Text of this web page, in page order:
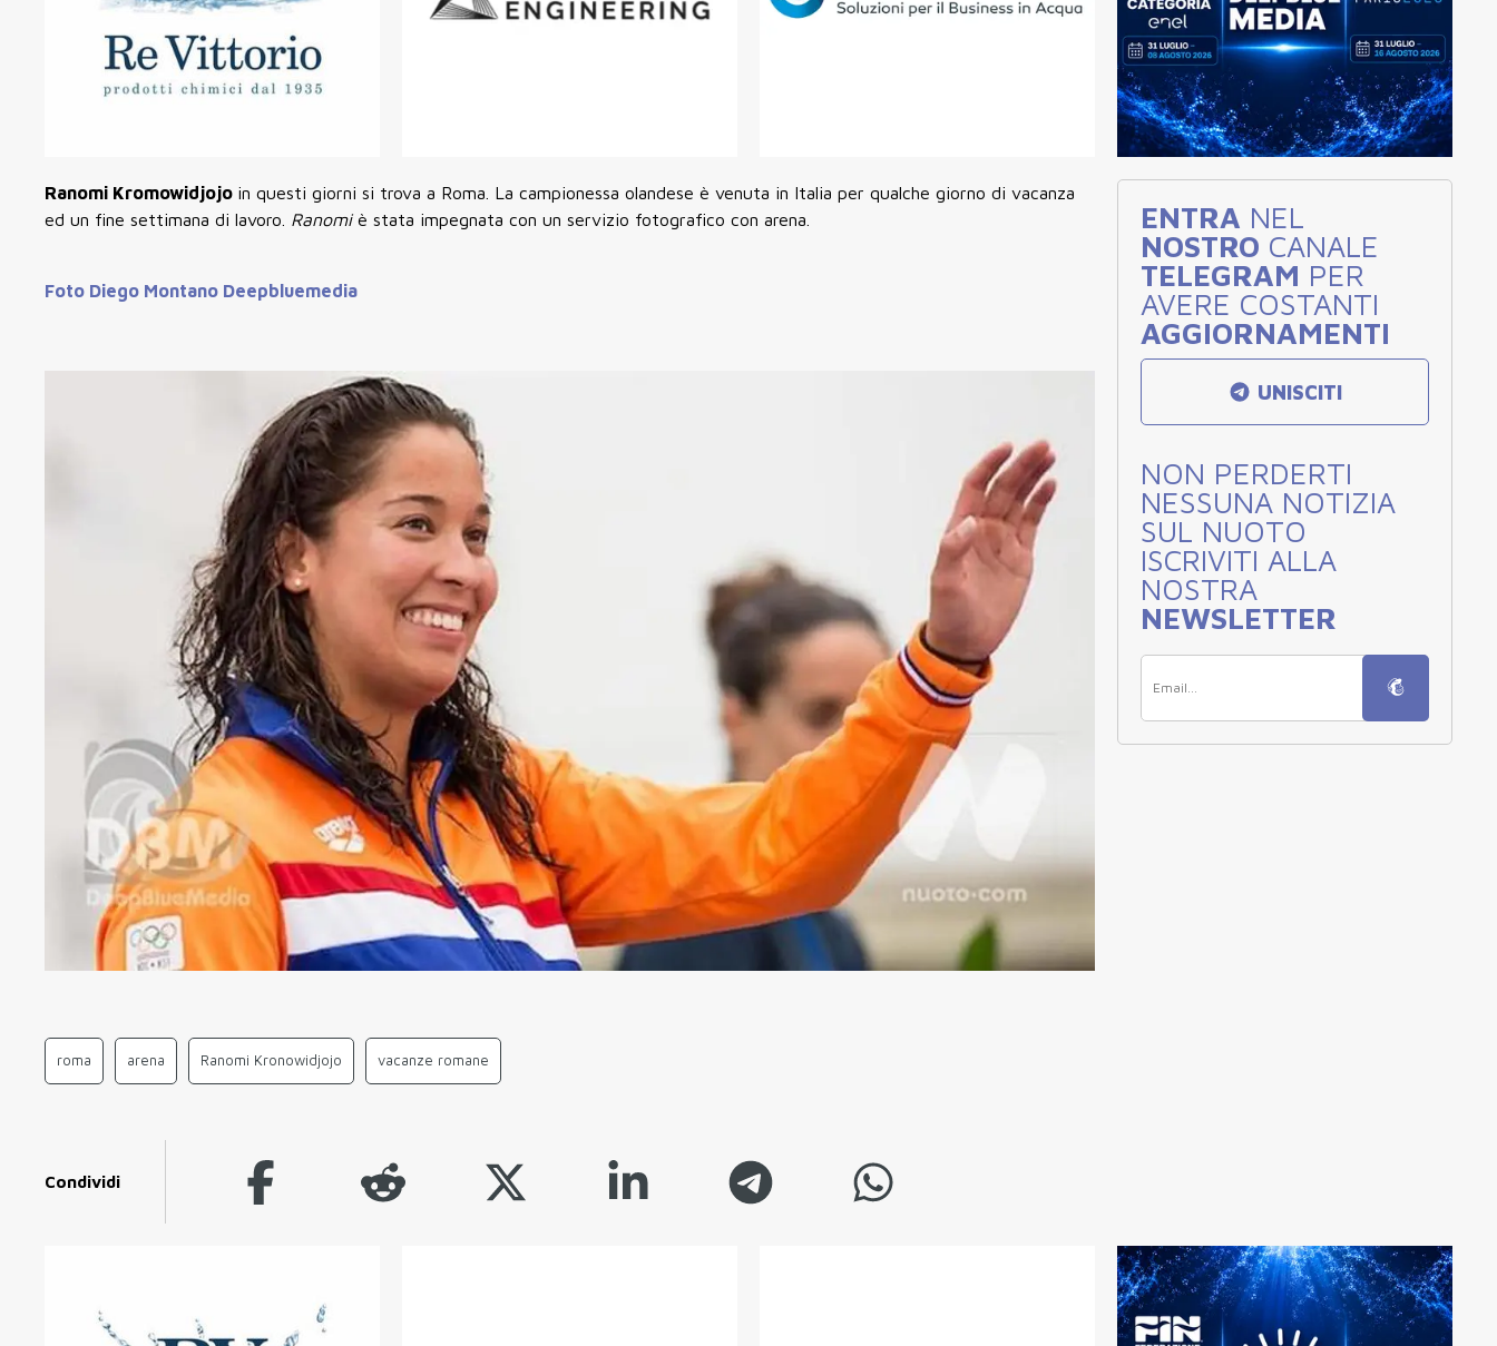
Ranomi Kromowidjojo in questi giorni si trova a Roma. La campionessa olandese è venuta in Italia per qualche giorno di vacanza
ed un fine settimana di lavoro.
Ranomiè stata impegnata con un servizio fotografico con arena.
Foto Diego Montano Deepbluemedia
ENTRA NEL
NOSTRO CANALE
TELEGRAM PER
AVERE COSTANTI
AGGIORNAMENTI
UNISCITI
NON PERDERTI
NESSUNA NOTIZIA
SUL NUOTO
ISCRIVITI ALLA
NOSTRA
NEWSLETTER
roma arena Ranomi Kronowidjojo vacanze romane
Condividi